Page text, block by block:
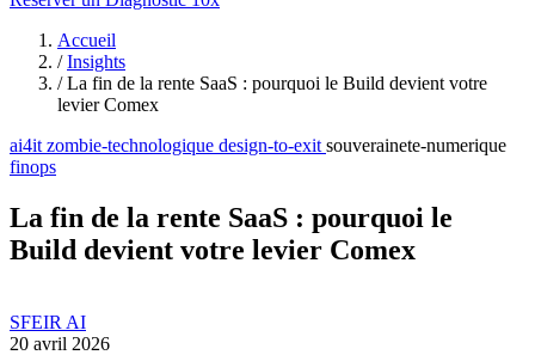
Accueil
/ Insights
/ La fin de la rente SaaS : pourquoi le Build devient votre
levier Comex
ai4it zombie-technologique design-to-exit souverainete-numerique
finops
La fin de la rente SaaS : pourquoi le
Build devient votre levier Comex
SFEIR AI
20 avril 2026